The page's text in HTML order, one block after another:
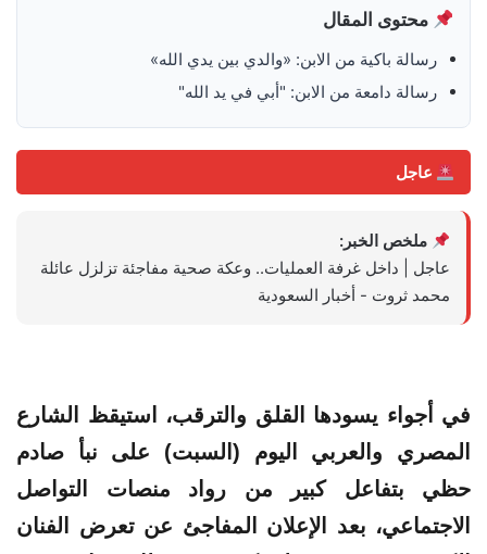
محتوى المقال
رسالة باكية من الابن: «والدي بين يدي الله»
رسالة دامعة من الابن: "أبي في يد الله"
عاجل
ملخص الخبر:
عاجل | داخل غرفة العمليات.. وعكة صحية مفاجئة تزلزل عائلة
محمد ثروت - أخبار السعودية
في أجواء يسودها القلق والترقب، استيقظ الشارع
المصري والعربي اليوم (السبت) على نبأ صادم
حظي بتفاعل كبير من رواد منصات التواصل
الاجتماعي، بعد الإعلان المفاجئ عن تعرض الفنان